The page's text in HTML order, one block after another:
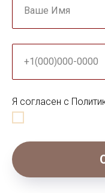
Ваше Имя
+1(000)000-0000
Я согласен с